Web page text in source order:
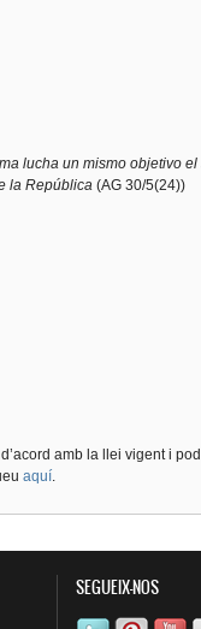
lucha un mismo objetivo
la República(AG 30/5(24))
amb la llei vigent i
aquí.
SEGUEIX-NOS